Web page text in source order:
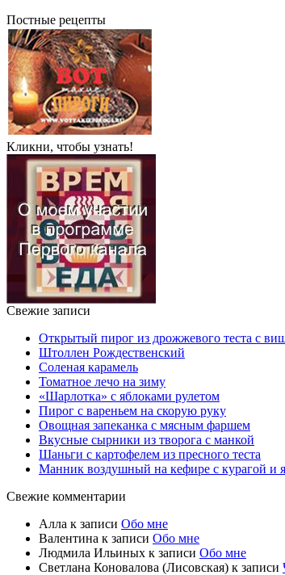
Постные рецепты
Кликни, чтобы узнать!
Свежие записи
Открытый пирог из дрожжевого теста с
Штоллен Рождественский
Соленая карамель
Томатное лечо на зиму
«Шарлотка» с яблоками рулетом
Пирог с вареньем на скорую руку
Овощная запеканка с мясным фаршем
Вкусные сырники из творога с манкой
Шаньги с картофелем из пресного теста
Манник воздушный на кефире с курагой и
Свежие комментарии
Алла к записи Обо мне
Валентина к записи Обо мне
Людмила Ильиных к записи Обо мне
Светлана Коновалова (Лисовская) к записи